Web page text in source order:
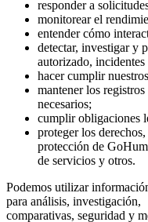
responder a
monitorear el
entender cómo
detectar, investigar y
autorizado,
hacer cumplir
mantener los
necesarios;
cumplir obligaciones
proteger los
protección de
de servicios y otros.
Podemos utilizar
para análisis, investigación,
comparativas, seguridad y